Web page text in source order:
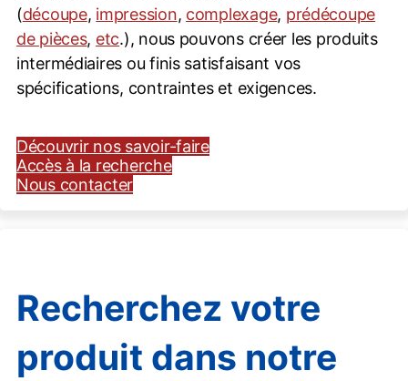
(découpe, impression, complexage, prédécoupe
de pièces, etc.), nous pouvons créer les produits
intermédiaires ou finis satisfaisant vos
spécifications, contraintes et exigences.
Découvrir nos savoir-faire
Accès à la recherche
Nous contacter
Recherchez votre
produit dans notre